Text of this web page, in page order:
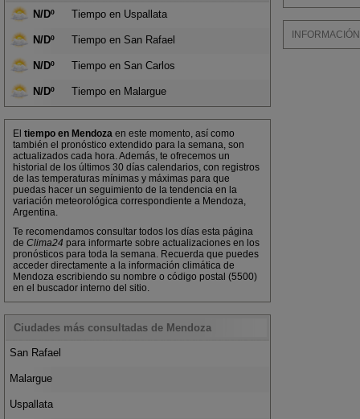
N/Dº Tiempo en Uspallata
N/Dº Tiempo en San Rafael
N/Dº Tiempo en San Carlos
N/Dº Tiempo en Malargue
El tiempo en Mendoza en este momento, así como
también el pronóstico extendido para la semana, son
actualizados cada hora. Además, te ofrecemos un
historial de los últimos 30 días calendarios, con registros
de las temperaturas mínimas y máximas para que
puedas hacer un seguimiento de la tendencia en la
variación meteorológica correspondiente a Mendoza,
Argentina.
Te recomendamos consultar todos los días esta página
de Clima24 para informarte sobre actualizaciones en los
pronósticos para toda la semana. Recuerda que puedes
acceder directamente a la información climática de
Mendoza escribiendo su nombre o código postal (5500)
en el buscador interno del sitio.
Ciudades más consultadas de Mendoza
San Rafael
Malargue
Uspallata